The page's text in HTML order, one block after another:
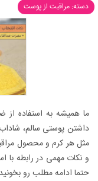
دسته: مراقبت از پوست
ما همیشه به استفاده
داشتن پوستی سالم،
مثل هر کرم و محصول
و نکات مهمی در رابطه با
حتما ادامه مطلب رو